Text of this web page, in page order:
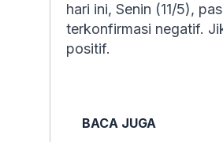
hari ini, Senin (11/5),
terkonfirmasi negatif.
positif.
BACA JUGA